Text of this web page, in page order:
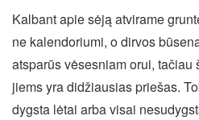
Kalbant apie sėją atvirame
ne kalendoriumi, o dirvos
atsparūs vėsesniam orui, tačiau
jiems yra didžiausias priešas.
dygsta lėtai arba visai